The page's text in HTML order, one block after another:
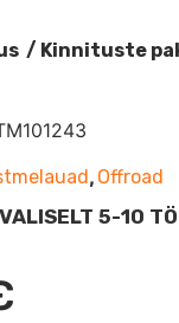
/ Kinnituste
, Offroad
5-10